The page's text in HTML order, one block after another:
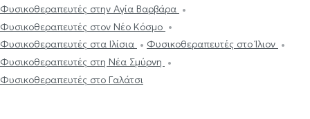
Φυσικοθεραπευτές στην Αγία Βαρβάρα
Φυσικοθεραπευτές στον Νέο Κόσμο
Φυσικοθεραπευτές στα Ιλίσια
Φυσικοθεραπευτές στο Ίλιον
Φυσικοθεραπευτές στη Νέα Σμύρνη
Φυσικοθεραπευτές στο Γαλάτσι